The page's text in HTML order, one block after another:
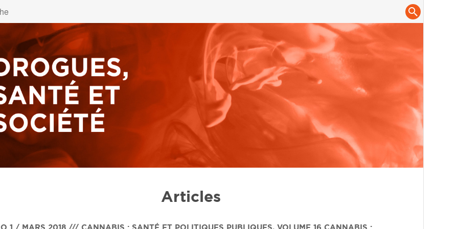
Articles
1 / MARS 2018 /// CANNABIS : SANTÉ ET POLITIQUES PUBLIQUES, VOLUME 16 CANNABIS :